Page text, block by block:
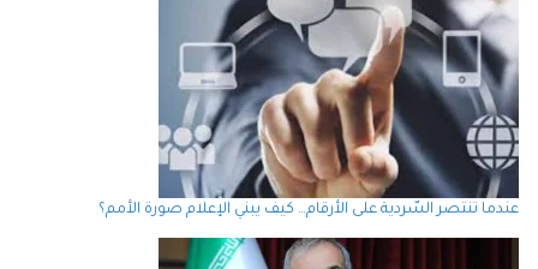
عندما تنتصر السّردية على الأرقام… كيف يبني الإعلام صورة الأمم؟